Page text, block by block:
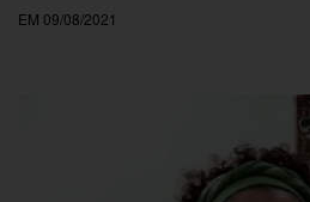
EM 09/08/2021